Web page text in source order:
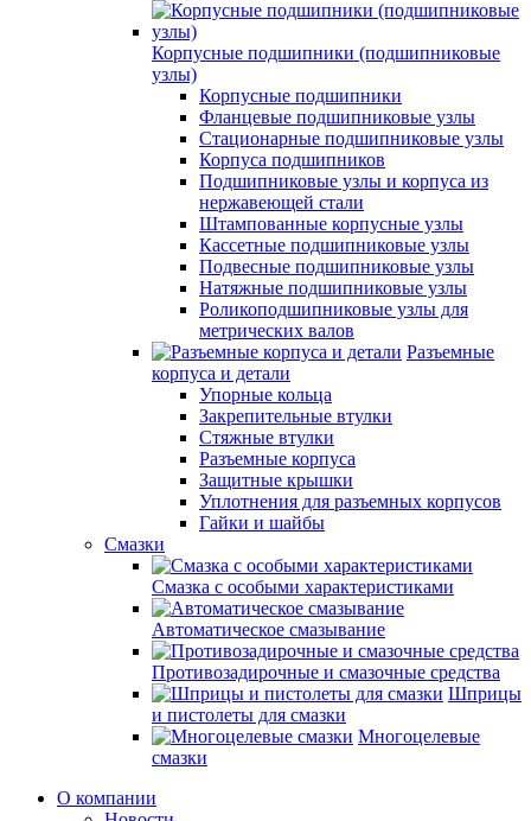
Корпусные подшипники (подшипниковые
узлы)
Корпусные подшипники
Фланцевые подшипниковые узлы
Стационарные подшипниковые узлы
Корпуса подшипников
Подшипниковые узлы и корпуса из
нержавеющей стали
Штампованные корпусные узлы
Кассетные подшипниковые узлы
Подвесные подшипниковые узлы
Натяжные подшипниковые узлы
Роликоподшипниковые узлы для
метрических валов
Разъемные
корпуса и детали
Упорные кольца
Закрепительные втулки
Стяжные втулки
Разъемные корпуса
Защитные крышки
Уплотнения для разъемных корпусов
Гайки и шайбы
Смазки
Смазка с особыми характеристиками
Автоматическое смазывание
Противозадирочные и смазочные средства
Шприцы
и пистолеты для смазки
Многоцелевые
смазки
О компании